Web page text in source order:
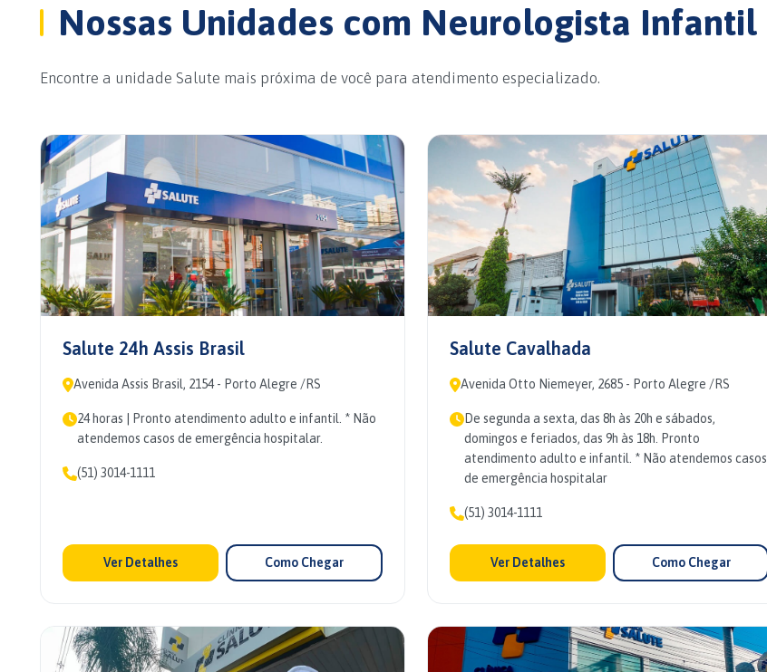
Nossas Unidades com Neurologista Infantil
Encontre a unidade Salute mais próxima de você para atendimento especializado.
Salute 24h Assis Brasil
Avenida Assis Brasil, 2154 - Porto Alegre /RS
24 horas | Pronto atendimento adulto e infantil. * Não
atendemos casos de emergência hospitalar.
(51) 3014-1111
Ver Detalhes Como Chegar
Salute Cavalhada
Avenida Otto Niemeyer, 2685 - Porto Alegre /RS
De segunda a sexta, das 8h às 20h e sábados,
domingos e feriados, das 9h às 18h. Pronto
atendimento adulto e infantil. * Não atendemos casos
de emergência hospitalar
(51) 3014-1111
Ver Detalhes Como Chegar